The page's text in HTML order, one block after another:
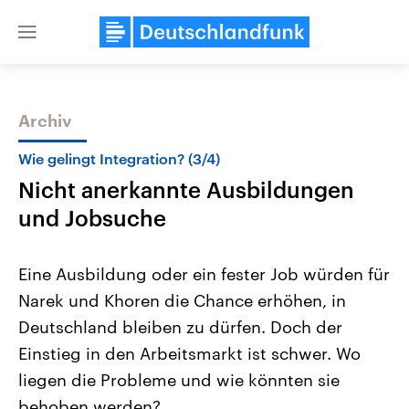
Close
Themen
Landtagswahl Sachsen-Anhalt
2026
Alle Informationen
Sachsen-Anhalt wählt am 6.
September 2026 einen neuen
Landtag. Seit 2021 wird das
Bundesland von einer Koalition aus
USA
Aktuelle Beiträge,
Hintergründe
Wirtschaftlich und
gehören die Vereinigten
den mächtigsten Ländern
Archiv
Wie gelingt Integration? (3/4)
Nicht anerkannte Ausbildungen
und Jobsuche
Eine Ausbildung oder ein fester Job würden für
Narek und Khoren die Chance erhöhen, in
Deutschland bleiben zu dürfen. Doch der
Einstieg in den Arbeitsmarkt ist schwer. Wo
liegen die Probleme und wie könnten sie